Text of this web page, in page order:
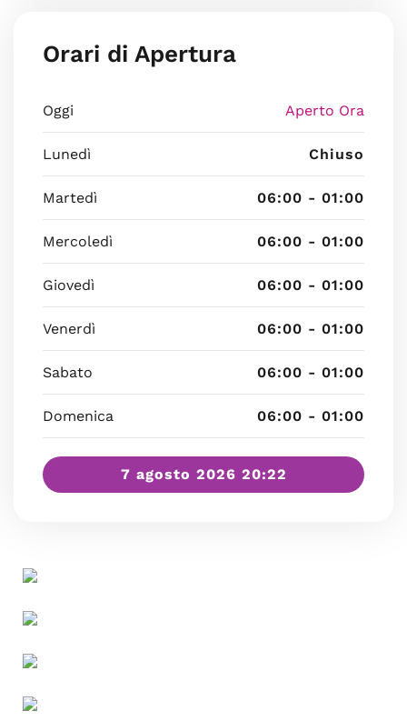
Orari di Apertura
Oggi Aperto Ora
Lunedì Chiuso
Martedì 06:00 - 01:00
Mercoledì 06:00 - 01:00
Giovedì 06:00 - 01:00
Venerdì 06:00 - 01:00
Sabato 06:00 - 01:00
Domenica 06:00 - 01:00
7 agosto 2026 20:22